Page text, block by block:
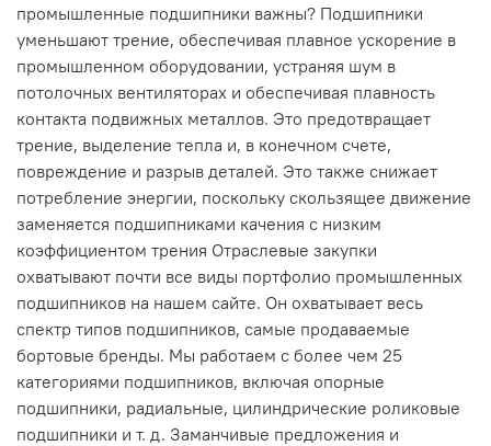
промышленные подшипники важны? Подшипники
уменьшают трение, обеспечивая плавное ускорение в
промышленном оборудовании, устраняя шум в
потолочных вентиляторах и обеспечивая плавность
контакта подвижных металлов. Это предотвращает
трение, выделение тепла и, в конечном счете,
повреждение и разрыв деталей. Это также снижает
потребление энергии, поскольку скользящее движение
заменяется подшипниками качения с низким
коэффициентом трения Отраслевые закупки
охватывают почти все виды портфолио промышленных
подшипников на нашем сайте. Он охватывает весь
спектр типов подшипников, самые продаваемые
бортовые бренды. Мы работаем с более чем 25
категориями подшипников, включая опорные
подшипники, радиальные, цилиндрические роликовые
подшипники и т. д. Заманчивые предложения и